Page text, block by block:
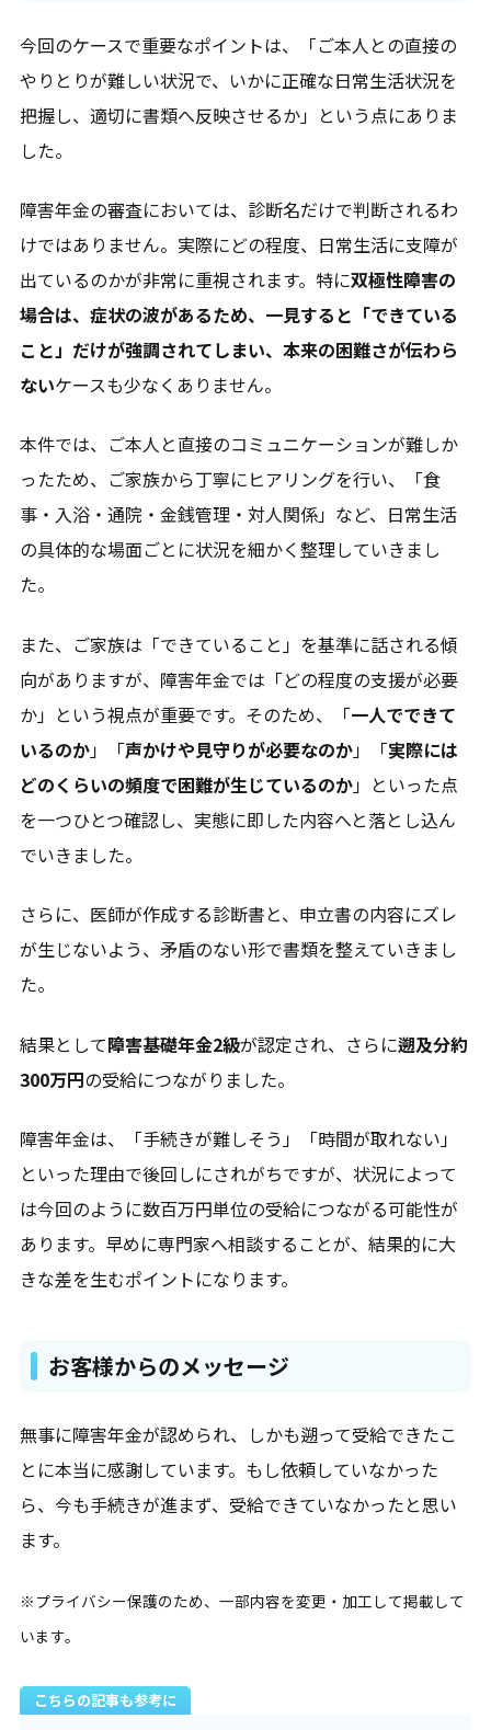
今回のケースで重要なポイントは、「ご本人との直接の
やりとりが難しい状況で、いかに正確な日常生活状況を
把握し、適切に書類へ反映させるか」という点にありま
した。
障害年金の審査においては、診断名だけで判断されるわ
けではありません。実際にどの程度、日常生活に支障が
出ているのかが非常に重視されます。特に双極性障害の
場合は、症状の波があるため、一見すると「できている
こと」だけが強調されてしまい、本来の困難さが伝わら
ないケースも少なくありません。
本件では、ご本人と直接のコミュニケーションが難しか
ったため、ご家族から丁寧にヒアリングを行い、「食
事・入浴・通院・金銭管理・対人関係」など、日常生活
の具体的な場面ごとに状況を細かく整理していきまし
た。
また、ご家族は「できていること」を基準に話される傾
向がありますが、障害年金では「どの程度の支援が必要
か」という視点が重要です。そのため、「一人でできて
いるのか」「声かけや見守りが必要なのか」「実際には
どのくらいの頻度で困難が生じているのか」といった点
を一つひとつ確認し、実態に即した内容へと落とし込ん
でいきました。
さらに、医師が作成する診断書と、申立書の内容にズレ
が生じないよう、矛盾のない形で書類を整えていきまし
た。
結果として障害基礎年金2級が認定され、さらに遡及分約
300万円の受給につながりました。
障害年金は、「手続きが難しそう」「時間が取れない」
といった理由で後回しにされがちですが、状況によって
は今回のように数百万円単位の受給につながる可能性が
あります。早めに専門家へ相談することが、結果的に大
きな差を生むポイントになります。
お客様からのメッセージ
無事に障害年金が認められ、しかも遡って受給できたこ
とに本当に感謝しています。もし依頼していなかった
ら、今も手続きが進まず、受給できていなかったと思い
ます。
※プライバシー保護のため、一部内容を変更・加工して掲載して
います。
こちらの記事も参考に
エリア一覧を見る